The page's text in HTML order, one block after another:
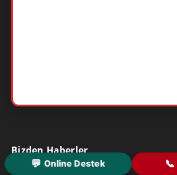
Bizden Haberler
💬 Online Destek 📞